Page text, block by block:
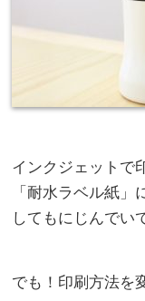
インクジェットで
「耐水ラベル紙
してもにじんでい
でも！印刷方法を